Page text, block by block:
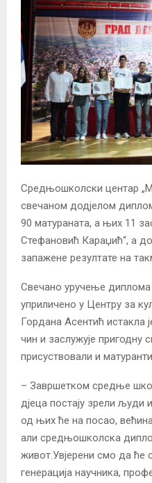
Средњошколски центар
свечаном додјелом
90 матураната, а њих 11
Стефановић Караџић“, а
запажене резултате на
Свечано уручење диплома
уприличено у Центру за
Гордана Асентић истакла
чин и заслужује пригодну
присуствовали и
– Завршетком средње
дјеца постају зрели људи
од њих ће на посао,
али средњошколска
живот.Увјерени смо да ће
генерација научника,